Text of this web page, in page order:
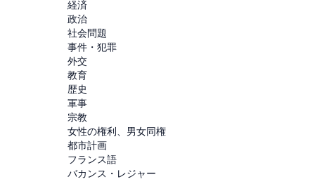
経済
政治
社会問題
事件・犯罪
外交
教育
歴史
軍事
宗教
女性の権利、男女同権
都市計画
フランス語
バカンス・レジャー